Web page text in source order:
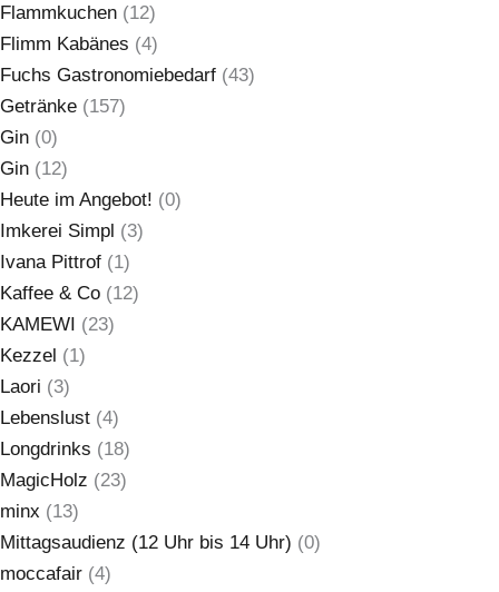
Flammkuchen (12)
Flimm Kabänes (4)
Fuchs Gastronomiebedarf (43)
Getränke (157)
Gin (0)
Gin (12)
Heute im Angebot! (0)
Imkerei Simpl (3)
Ivana Pittrof (1)
Kaffee & Co (12)
KAMEWI (23)
Kezzel (1)
Laori (3)
Lebenslust (4)
Longdrinks (18)
MagicHolz (23)
minx (13)
Mittagsaudienz (12 Uhr bis 14 Uhr) (0)
moccafair (4)